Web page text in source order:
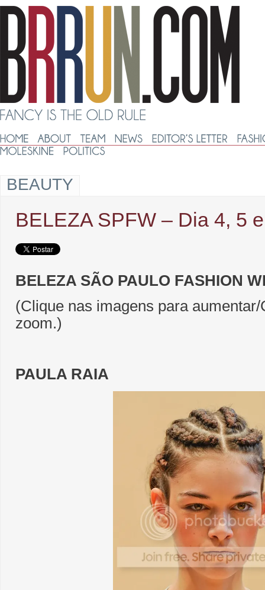
BEAUTY
BELEZA SPFW – Dia 4, 5
BELEZA SÃO PAULO FASHION
(Clique nas imagens para
zoom.)
PAULA RAIA